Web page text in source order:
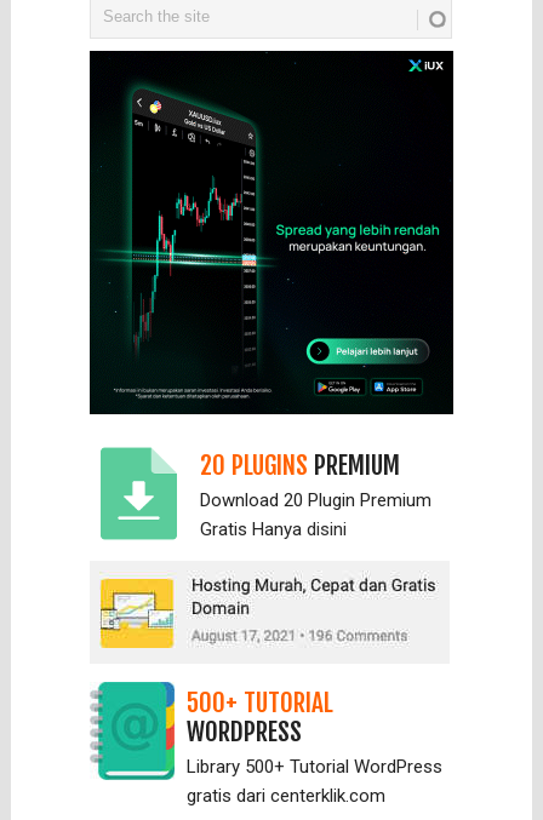
20 PLUGINS PREMIUM
Download 20 Plugin Premium
Gratis Hanya disini
500+ TUTORIAL
WORDPRESS
Library 500+ Tutorial WordPress
gratis dari centerklik.com